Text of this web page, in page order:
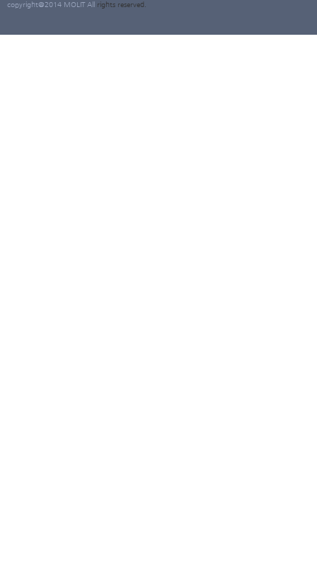
copyright@2014 MOLIT All rights reserved.